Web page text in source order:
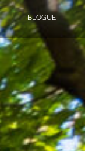
BLOGUE